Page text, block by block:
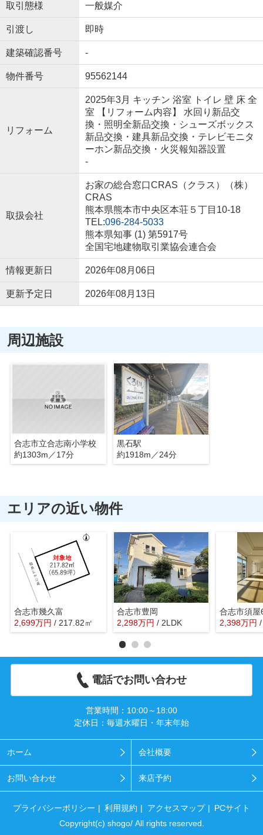
取引態様 一般媒介
引渡し 即時
建築確認番号 -
物件番号 95562144
リフォーム
2025年3月 キッチン 浴室 トイレ 壁 床 全
室 【リフォーム内容】 水回り新品交
換・照明全新品交換・シューズボックス
新品交換・建具新品交換・テレビモニタ
ーホン新品交換・火災報知器設置
-
取扱会社
お家の総合窓口CRAS（クラス）（株）
CRAS
熊本県熊本市中央区本荘５丁目10-18
TEL:096-284-5033
熊本県知事 (1) 第5917号
全国宅地建物取引業協会連合会
情報更新日 2026年08月06日
更新予定日 2026年08月13日
周辺施設
合志市立合志南小学校
約1303m／17分
黒石駅
約1918m／24分
エリアの近い物件
合志市幾久富
2,699万円 / 217.82㎡
合志市豊岡
2,298万円 / 2LDK
合志市須屋
2,398万円
電話でお問い合わせ
営業時間：10:00～18:00
定休日：毎週水曜日・年末年始
ホーム 会社概要
お問い合わせ 来店予約
プライバシーポリシー 利用規約 アクセスマップ
PCサイト
Copyright(c) shogo/ All rights reserved.